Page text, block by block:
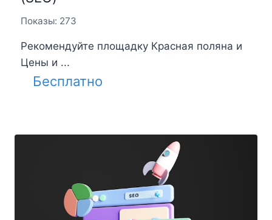
Показы: 273
Рекомендуйте площадку Красная поляна и
Цены и ...
Бесплатно